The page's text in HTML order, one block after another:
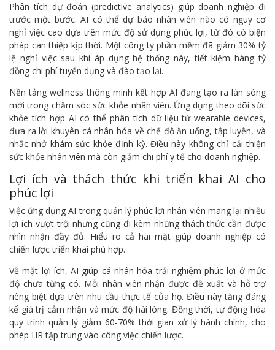
Phân tích dự đoán (predictive analytics) giúp doanh nghiệp đi
trước một bước. AI có thể dự báo nhân viên nào có nguy cơ
nghỉ việc cao dựa trên mức độ sử dụng phúc lợi, từ đó có biện
pháp can thiệp kịp thời. Một công ty phần mềm đã giảm 30% tỷ
lệ nghỉ việc sau khi áp dụng hệ thống này, tiết kiệm hàng tỷ
đồng chi phí tuyển dụng và đào tạo lại.
Nền tảng wellness thông minh kết hợp AI đang tạo ra làn sóng
mới trong chăm sóc sức khỏe nhân viên. Ứng dụng theo dõi sức
khỏe tích hợp AI có thể phân tích dữ liệu từ wearable devices,
đưa ra lời khuyên cá nhân hóa về chế độ ăn uống, tập luyện, và
nhắc nhở khám sức khỏe định kỳ. Điều này không chỉ cải thiện
sức khỏe nhân viên mà còn giảm chi phí y tế cho doanh nghiệp.
Lợi ích và thách thức khi triển khai AI cho
phúc lợi
Việc ứng dụng AI trong quản lý phúc lợi nhân viên mang lại nhiều
lợi ích vượt trội nhưng cũng đi kèm những thách thức cần được
nhìn nhận đầy đủ. Hiểu rõ cả hai mặt giúp doanh nghiệp có
chiến lược triển khai phù hợp.
Về mặt lợi ích, AI giúp cá nhân hóa trải nghiệm phúc lợi ở mức
độ chưa từng có. Mỗi nhân viên nhận được đề xuất và hỗ trợ
riêng biệt dựa trên nhu cầu thực tế của họ. Điều này tăng đáng
kể giá trị cảm nhận và mức độ hài lòng. Đồng thời, tự động hóa
quy trình quản lý giảm 60-70% thời gian xử lý hành chính, cho
phép HR tập trung vào công việc chiến lược.